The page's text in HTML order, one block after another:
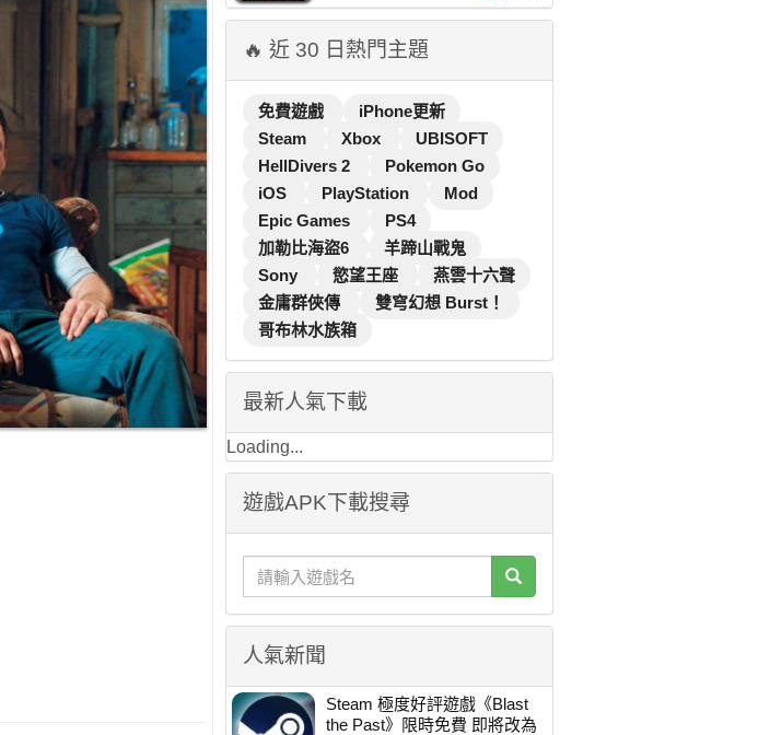
🔥 近 30 日熱門主題
免費遊戲
iPhone更新
Steam
Xbox
UBISOFT
HellDivers 2
Pokemon Go
iOS
PlayStation
Mod
Epic Games
PS4
加勒比海盜6
羊蹄山戰鬼
Sony
慾望王座
燕雲十六聲
金庸群俠傳
雙穹幻想 Burst！
哥布林水族箱
最新人氣下載
Loading...
遊戲APK下載搜尋
人氣新聞
Steam 極度好評遊戲《Blast
the Past》限時免費 即將改為